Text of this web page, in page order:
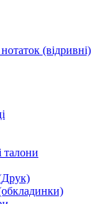
(відривні)
талони